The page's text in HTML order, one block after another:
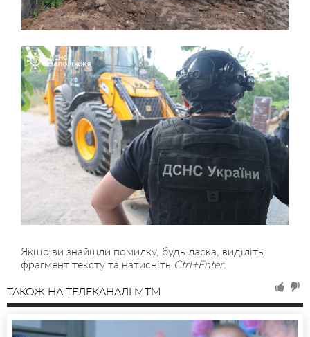
Якщо ви знайшли помилку, будь ласка, виділіть
фрагмент тексту та натисніть Ctrl+Enter.
ТАКОЖ НА ТЕЛЕКАНАЛІ MTM